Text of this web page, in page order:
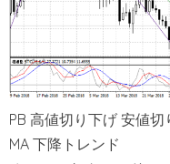
PB 高値切り下げ 安値
MA 下降トレンド